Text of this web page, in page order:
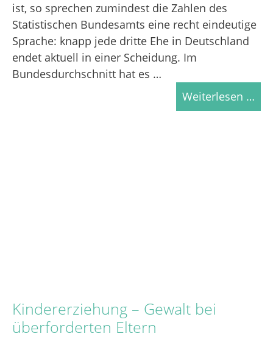
ist, so sprechen zumindest die Zahlen des
Statistischen Bundesamts eine recht eindeutige
Sprache: knapp jede dritte Ehe in Deutschland
endet aktuell in einer Scheidung. Im
Bundesdurchschnitt hat es …
Weiterlesen …
Kindererziehung – Gewalt bei
überforderten Eltern